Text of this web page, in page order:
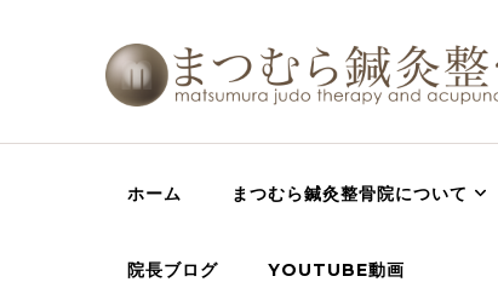
西宮の整体 鍼
院
ホーム まつむら鍼灸整骨院について
院長ブログ YOUTUBE動画